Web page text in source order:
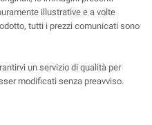
illustrative e a volte
tutti i prezzi comunicati sono
un servizio di qualità per
modificati senza preavviso.